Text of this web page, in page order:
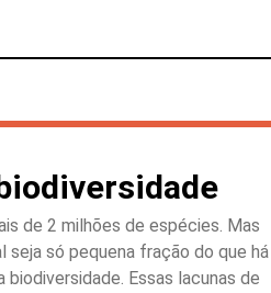
de 2 milhões de espécies. Mas
só pequena fração do que há
Essas lacunas de